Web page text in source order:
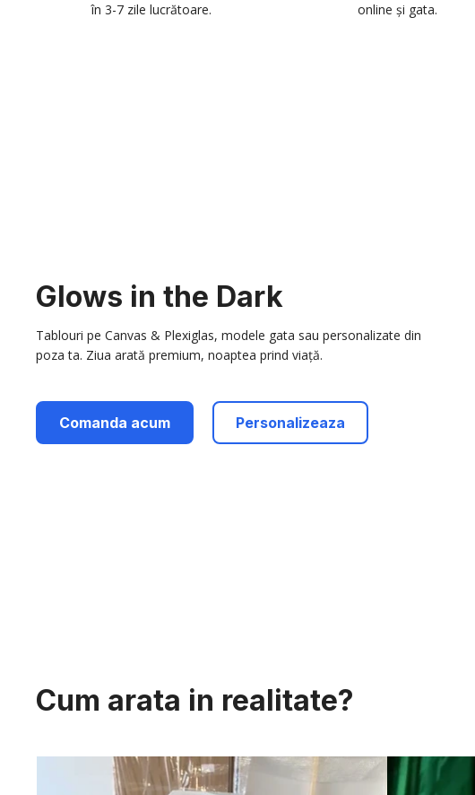
în 3-7 zile lucrătoare.
online și gata.
Glows in the Dark
Tablouri pe Canvas & Plexiglas, modele gata sau personalizate din
poza ta. Ziua arată premium, noaptea prind viață.
Comanda acum Personalizeaza
Cum arata in realitate?